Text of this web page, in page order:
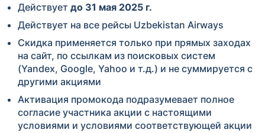
Действует до 31 мая 2025 г.
Действует на все рейсы Uzbekistan Airways
Скидка применяется только при прямых заходах
на сайт, по ссылкам из поисковых систем
(Yandex, Google, Yahoo и т.д.) и не суммируется с
другими акциями
Активация промокода подразумевает полное
согласие участника акции с настоящими
условиями и условиями соответствующей акции